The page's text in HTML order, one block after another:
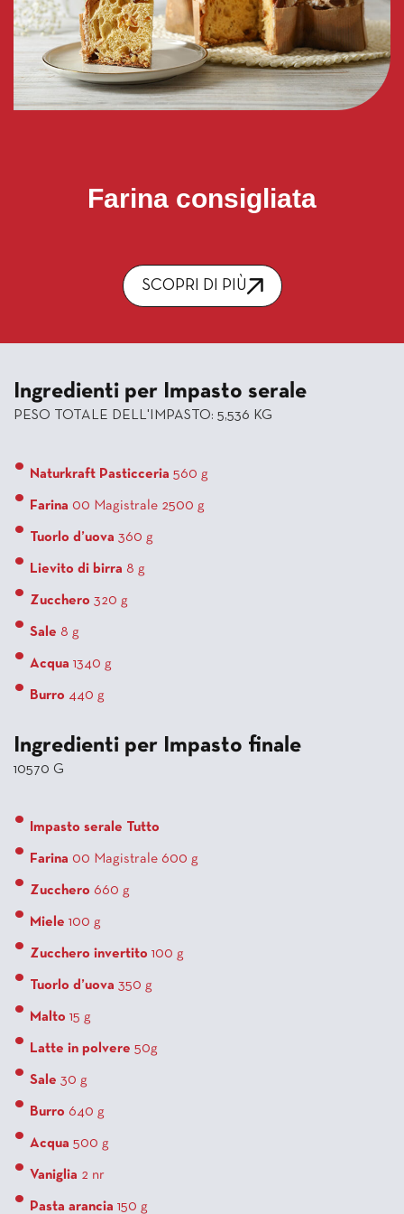
Ingredienti per Impasto serale
PESO TOTALE DELL'IMPASTO: 5,536 KG
Naturkraft Pasticceria 560 g
Farina 00 Magistrale 2500 g
Tuorlo d’uova 360 g
Lievito di birra 8 g
Zucchero 320 g
Sale 8 g
Acqua 1340 g
Burro 440 g
Ingredienti per Impasto finale
10570 G
Impasto serale Tutto
Farina 00 Magistrale 600 g
Zucchero 660 g
Miele 100 g
Zucchero invertito 100 g
Tuorlo d’uova 350 g
Malto 15 g
Latte in polvere 50g
Sale 30 g
Burro 640 g
Acqua 500 g
Vaniglia 2 nr
Pasta arancia 150 g
Farina consigliata
SCOPRI DI PIÙ